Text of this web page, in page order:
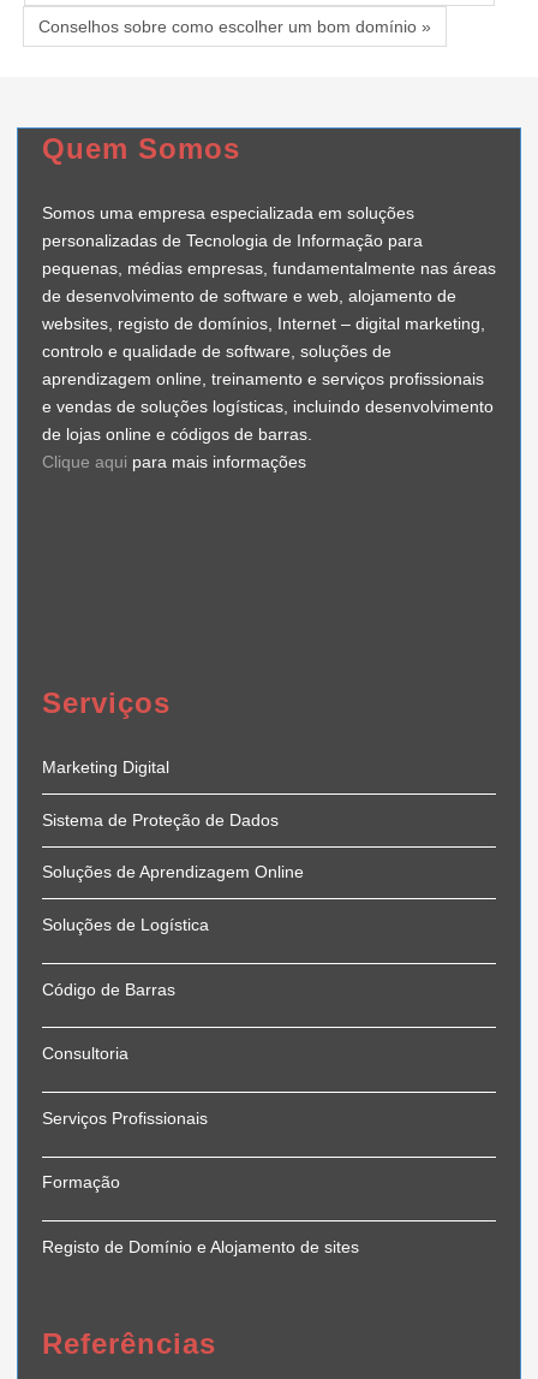
Conselhos sobre como escolher um bom domínio »
Quem Somos
Somos uma empresa especializada em soluções
personalizadas de Tecnologia de Informação para
pequenas, médias empresas, fundamentalmente nas áreas
de desenvolvimento de software e web, alojamento de
websites, registo de domínios, Internet – digital marketing,
controlo e qualidade de software, soluções de
aprendizagem online, treinamento e serviços profissionais
e vendas de soluções logísticas, incluindo desenvolvimento
de lojas online e códigos de barras.
Clique aqui para mais informações
Serviços
Marketing Digital
Sistema de Proteção de Dados
Soluções de Aprendizagem Online
Soluções de Logística
Código de Barras
Consultoria
Serviços Profissionais
Formação
Registo de Domínio e Alojamento de sites
Referências